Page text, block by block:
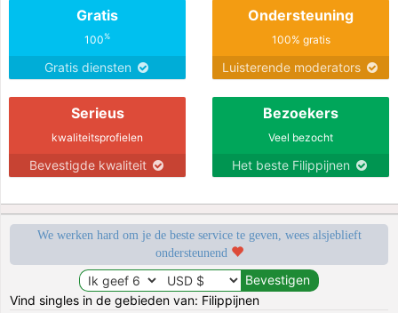
Gratis
100%
Gratis diensten
Ondersteuning
100% gratis
Luisterende moderators
Serieus
kwaliteitsprofielen
Bevestigde kwaliteit
Bezoekers
Veel bezocht
Het beste Filippijnen
We werken hard om je de beste service te geven, wees alsjeblieft
ondersteunend
Vind singles in de gebieden van: Filippijnen